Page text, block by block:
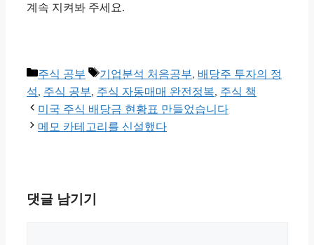
계속 지켜봐 주세요.
카
테
고
리
주식 공부
태
그
기업분석 처음공부, 배당주 투자의 정
석, 주식 공부, 주식 자동매매 완전정복, 주식 책
미국 주식 배당금 현황표 만들었습니다
메모 카테고리를 신설했다
댓글 남기기